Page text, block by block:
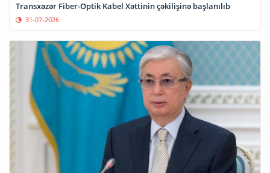
Transxəzər Fiber-Optik Kabel Xəttinin çəkilişinə başlanılıb
31-07-2026